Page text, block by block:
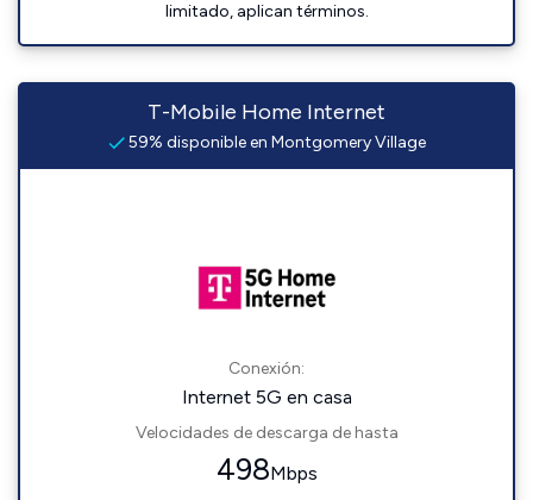
limitado, aplican términos.
T-Mobile Home Internet
59% disponible en Montgomery Village
Conexión:
Internet 5G en casa
Velocidades de descarga de hasta
498Mbps